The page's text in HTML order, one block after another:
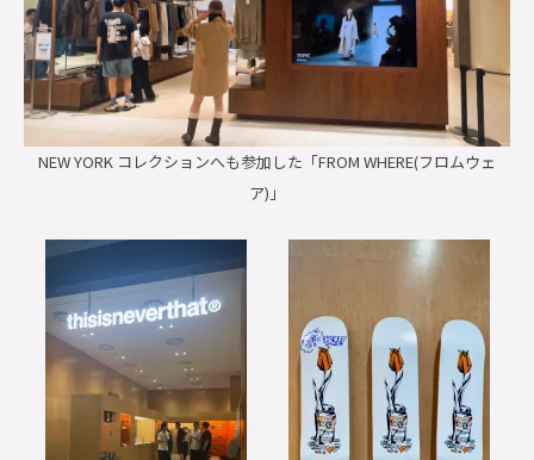
NEW YORK コレクションへも参加した「FROM WHERE(フロムウェ
ア)」